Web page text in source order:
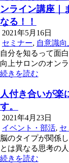
ンライン講座｜
なる！！
2021年5月16日
セミナー, 自意識
自分を知るって面
向上サロンのオン
続きを読む
人付き合いが楽
す。
2021年4月23日
イベント・部活, セ
脳のタイプが関係
とは異なる思考の
続きを読む